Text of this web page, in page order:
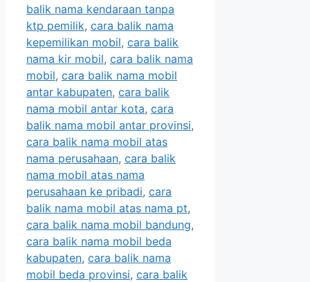
balik nama kendaraan tanpa
ktp pemilik, cara balik nama
kepemilikan mobil, cara balik
nama kir mobil, cara balik nama
mobil, cara balik nama mobil
antar kabupaten, cara balik
nama mobil antar kota, cara
balik nama mobil antar provinsi,
cara balik nama mobil atas
nama perusahaan, cara balik
nama mobil atas nama
perusahaan ke pribadi, cara
balik nama mobil atas nama pt,
cara balik nama mobil bandung,
cara balik nama mobil beda
kabupaten, cara balik nama
mobil beda provinsi, cara balik